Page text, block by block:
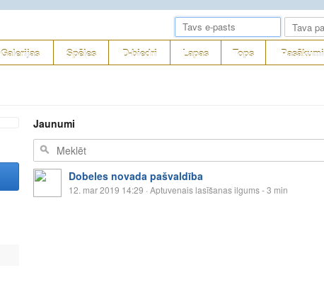
Galerijas Spēles D-biedri Lapas Tops Pasākumi
Jaunumi
Dobeles novada pašvaldība
12. mar 2019 14:29 · Aptuvenais lasīšanas ilgums - 3 min